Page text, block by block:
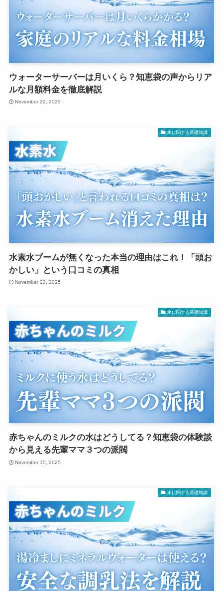
ウォーターサーバーは月いくら？知恵袋の声からリア
ルな月額料金を徹底解説
November 22, 2025
水に関する基礎知識
水素水ブームが無くなった本当の理由はこれ！「頭お
かしい」という口コミの真相
November 22, 2025
水に関する基礎知識
赤ちゃんのミルクの水はどうしてる？知恵袋の体験談
から見える先輩ママ３つの派閥
November 15, 2025
水に関する基礎知識